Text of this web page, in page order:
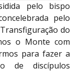
pelo bispo
pelo
do
o Monte com
para fazer a
de discípulos